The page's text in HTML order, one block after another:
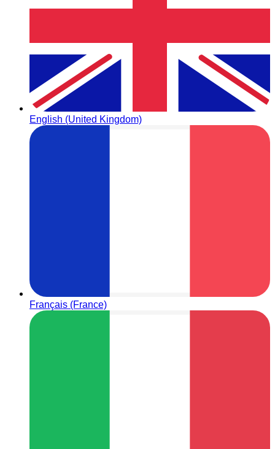
English (United Kingdom)
Français (France)